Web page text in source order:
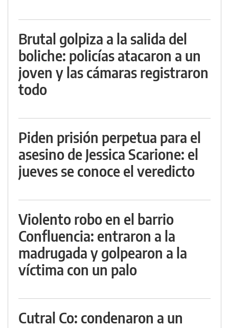
Brutal golpiza a la salida del
boliche: policías atacaron a un
joven y las cámaras registraron
todo
Piden prisión perpetua para el
asesino de Jessica Scarione: el
jueves se conoce el veredicto
Violento robo en el barrio
Confluencia: entraron a la
madrugada y golpearon a la
víctima con un palo
Cutral Co: condenaron a un